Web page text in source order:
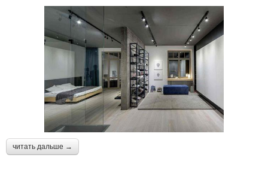
читать дальше →